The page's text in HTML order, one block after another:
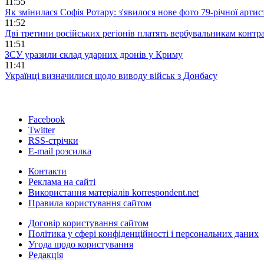
Як змінилася Софія Ротару: з'явилося нове фото 79-річної
11:52
Дві третини російських регіонів платять вербувальникам
11:51
ЗСУ уразили склад ударних дронів у Криму
11:41
Українці визначилися щодо виводу військ з Донбасу
Facebook
Twitter
RSS-стрічки
E-mail розсилка
Контакти
Реклама на сайті
Використання матеріалів korrespondent.net
Правила користування сайтом
Договір користування сайтом
Політика у сфері конфіденційності і персональних даних
Угода щодо користування
Редакція